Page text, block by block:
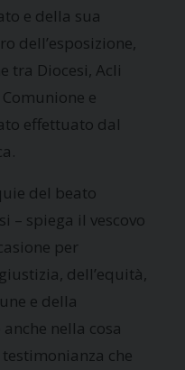
e della sua
dell’esposizione,
tra Diocesi, Acli
e
effettuato dal
del beato
– spiega il vescovo
per
dell’equità,
e della
nella cosa
che